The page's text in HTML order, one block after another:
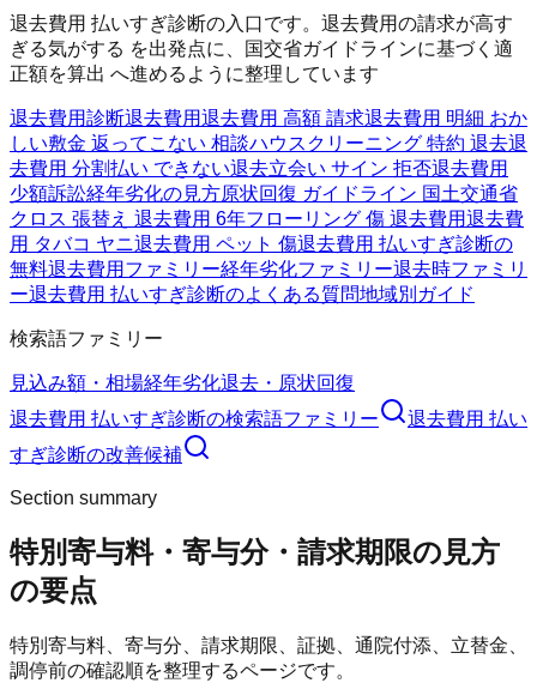
退去費用 払いすぎ診断の入口です。退去費用の請求が高す
ぎる気がする を出発点に、国交省ガイドラインに基づく適
正額を算出 へ進めるように整理しています
退去費用診断退去費用退去費用 高額 請求退去費用 明細 おか
しい敷金 返ってこない 相談ハウスクリーニング 特約 退去退
去費用 分割払い できない退去立会い サイン 拒否退去費用
少額訴訟経年劣化の見方原状回復 ガイドライン 国土交通省
クロス 張替え 退去費用 6年フローリング 傷 退去費用退去費
用 タバコ ヤニ退去費用 ペット 傷退去費用 払いすぎ診断の
無料退去費用ファミリー経年劣化ファミリー退去時ファミリ
ー退去費用 払いすぎ診断のよくある質問地域別ガイド
検索語ファミリー
見込み額・相場経年劣化退去・原状回復
退去費用 払いすぎ診断の検索語ファミリー
退去費用 払い
すぎ診断の改善候補
Section summary
特別寄与料・寄与分・請求期限の見方
の要点
特別寄与料、寄与分、請求期限、証拠、通院付添、立替金、
調停前の確認順を整理するページです。